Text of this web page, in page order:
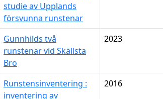
studie av Upplands
försvunna runstenar
Gunnhilds två
runstenar vid Skällsta
Bro
2023
Runstensinventering :
inventering av
2016